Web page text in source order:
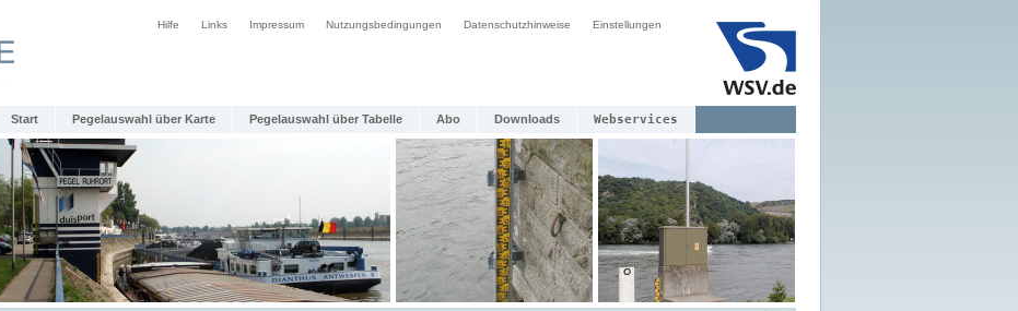
Hilfe Links Impressum Nutzungsbedingungen Datenschutzhinweise Einstellungen
Start Pegelauswahl über Karte Pegelauswahl über Tabelle Abo Downloads Webservices